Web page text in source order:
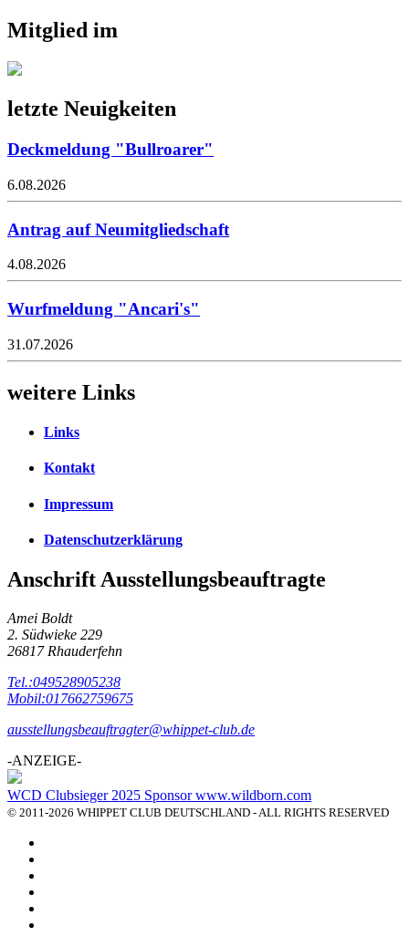
Mitglied im
letzte Neuigkeiten
Deckmeldung "Bullroarer"
6.08.2026
Antrag auf Neumitgliedschaft
4.08.2026
Wurfmeldung "Ancari's"
31.07.2026
weitere Links
Links
Kontakt
Impressum
Datenschutzerklärung
Anschrift Ausstellungsbeauftragte
Amei Boldt
2. Südwieke 229
26817 Rhauderfehn
Tel.:049528905238
Mobil:017662759675
ausstellungsbeauftragter@whippet-club.de
-ANZEIGE-
WCD Clubsieger 2025 Sponsor www.wildborn.com
© 2011-2026 WHIPPET CLUB DEUTSCHLAND - ALL RIGHTS RESERVED